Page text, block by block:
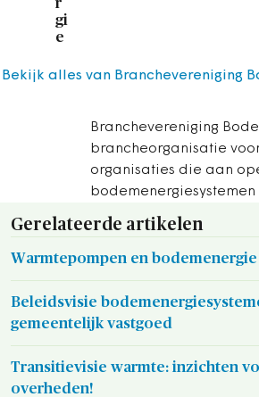
gi
e
Branchevereniging
brancheorganisatie
organisaties die aan
bodemenergiesystemen
Bekijk alles van Branchevereniging
Gerelateerde artikelen
Warmtepompen en bodemenergie
Beleidsvisie
gemeentelijk vastgoed
Transitievisie warmte: inzichten
overheden!